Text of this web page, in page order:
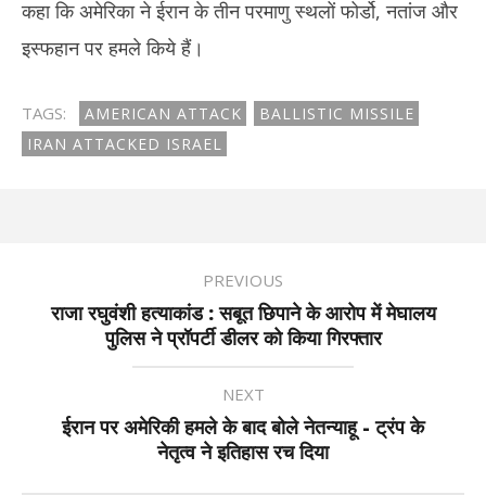
कहा कि अमेरिका ने ईरान के तीन परमाणु स्थलों फोर्डो, नतांज और
इस्फहान पर हमले किये हैं।
TAGS: AMERICAN ATTACK
BALLISTIC MISSILE
IRAN ATTACKED ISRAEL
PREVIOUS
राजा रघुवंशी हत्याकांड : सबूत छिपाने के आरोप में मेघालय
पुलिस ने प्रॉपर्टी डीलर को किया गिरफ्तार
NEXT
ईरान पर अमेरिकी हमले के बाद बोले नेतन्याहू - ट्रंप के
नेतृत्व ने इतिहास रच दिया